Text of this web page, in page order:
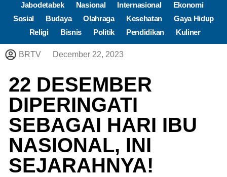
Jabodetabek Nasional Internasional
Ekonomi
Sosial
Budaya Olahraga Kesehatan
Gaya Hidup
Religi
Bisnis Politik Pendidikan Kuliner
BRTV December 22, 2023
22 DESEMBER
DIPERINGATI
SEBAGAI HARI IBU
NASIONAL, INI
SEJARAHNYA!